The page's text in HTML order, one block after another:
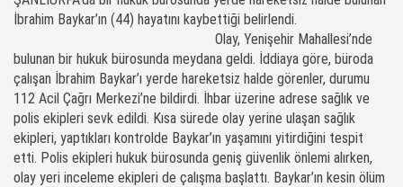
İbrahim Baykar’ın (44) hayatını kaybettiği belirlendi.
Olay, Yenişehir Mahallesi’nde
bulunan bir hukuk bürosunda meydana geldi. İddiaya göre, büroda
çalışan İbrahim Baykar’ı yerde hareketsiz halde görenler, durumu
112 Acil Çağrı Merkezi’ne bildirdi. İhbar üzerine adrese sağlık ve
polis ekipleri sevk edildi. Kısa sürede olay yerine ulaşan sağlık
ekipleri, yaptıkları kontrolde Baykar’ın yaşamını yitirdiğini tespit
etti. Polis ekipleri hukuk bürosunda geniş güvenlik önlemi alırken,
olay yeri inceleme ekipleri de çalışma başlattı. Baykar’ın kesin ölüm